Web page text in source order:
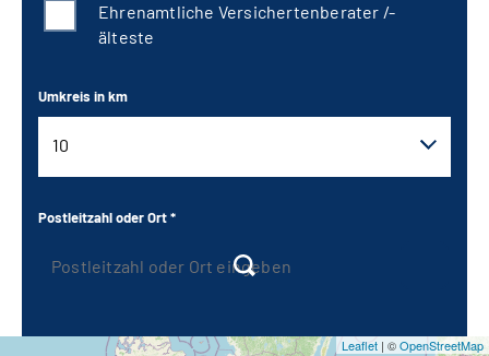
Ehrenamtliche Versichertenberater /-
älteste
Umkreis in km
10
Postleitzahl oder Ort *
Leaflet | ©OpenStreetMap